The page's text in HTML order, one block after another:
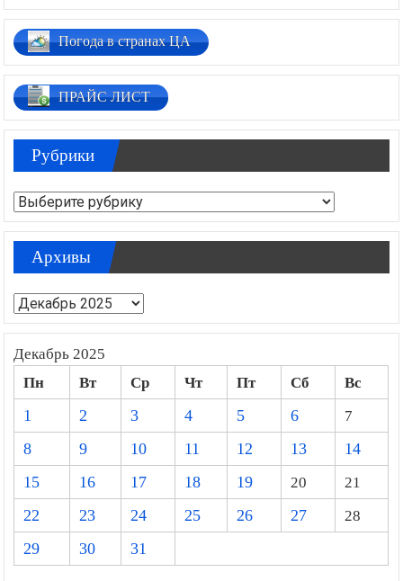
Погода в странах ЦА
ПРАЙС ЛИСТ
Рубрики
Рубрики
Архивы
Архивы
Декабрь 2025
Пн Вт Ср Чт Пт Сб
Вс
1
2 3 4 5 6
7
8
9 10 11 12 13
14
15
16 17 18 19 20
21
22
23 24 25 26 27
28
29
30 31